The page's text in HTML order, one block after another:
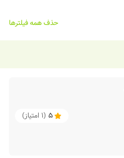
حذف همه فیلترها
5
(
1 امتیاز)